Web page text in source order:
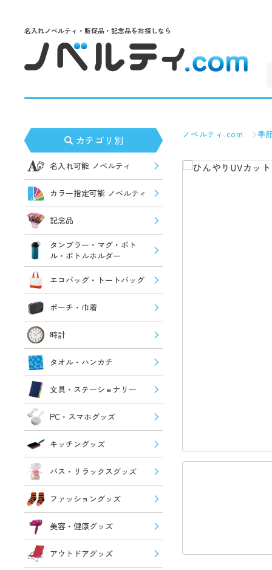
名入れノベルティ・販促品・記念品をお探しなら
カテゴリ別
名入れ可能 ノベルティ
カラー指定可能 ノベルティ
記念品
タンブラー・マグ・ボト
ル・ボトルホルダー
エコバッグ・トートバッグ
ポーチ・巾着
時計
タオル・ハンカチ
文具・ステーショナリー
PC・スマホグッズ
キッチングッズ
バス・リラックスグッズ
ファッショングッズ
美容・健康グッズ
アウトドアグッズ
ノベルティ.com 季